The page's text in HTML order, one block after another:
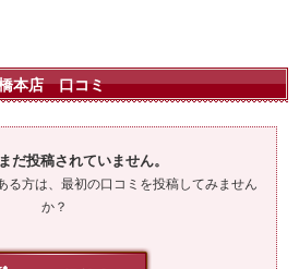
本店 口コミ
だ投稿されていません。
る方は、最初の口コミを投稿してみません
か？